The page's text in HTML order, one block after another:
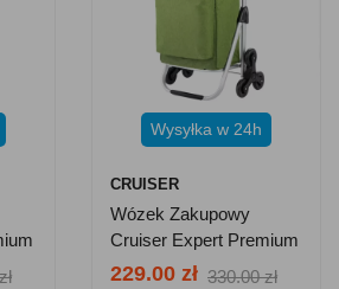
Wysyłka w 24h
CRUISER
Wózek Zakupowy
Cruiser Expert Premium
650069 - Zielony
229.00 zł 330.00 zł